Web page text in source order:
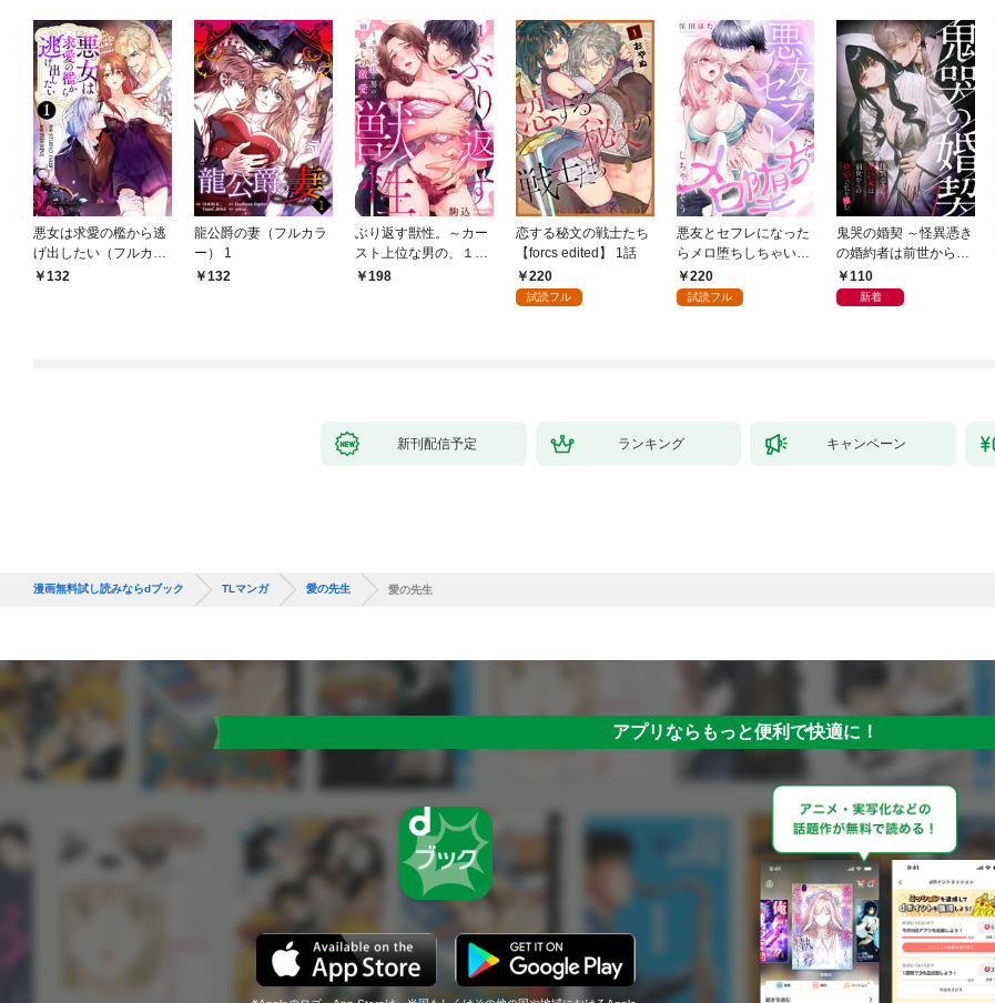
悪女は求愛の檻から逃
げ出したい（フルカラ
ー） 1
132
龍公爵の妻（フルカラ
ー） 1
132
ぶり返す獣性。～カー
スト上位な男の、１０
年越しの激愛１
198
恋する秘文の戦士たち
【forcs edited】 1話
220
試読フル
悪友とセフレになった
らメロ堕ちしちゃいそ
う(1)
220
試読フル
鬼哭の婚契 ～怪異憑き
の婚約者は前世からの
執愛で私を蝕む～
（1）
110
新着
新刊配信予定 ランキング キャンペーン
漫画無料試し読みならdブック TLマンガ 愛の先生 愛の先生
アプリならもっと便利で快適に！